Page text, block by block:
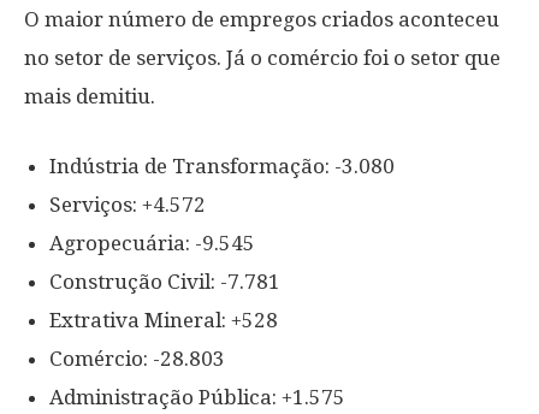
O maior número de empregos criados aconteceu
no setor de serviços. Já o comércio foi o setor que
mais demitiu.
Indústria de Transformação: -3.080
Serviços: +4.572
Agropecuária: -9.545
Construção Civil: -7.781
Extrativa Mineral: +528
Comércio: -28.803
Administração Pública: +1.575